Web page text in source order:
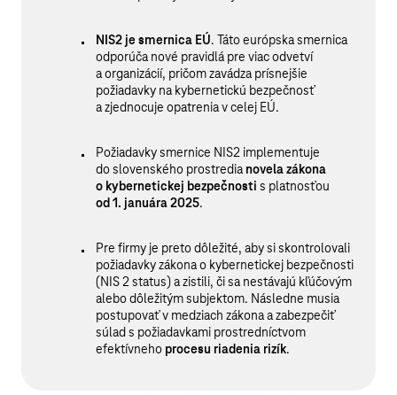
NIS2 je smernica EÚ. Táto európska smernica
odporúča nové pravidlá pre viac odvetví
a organizácií, pričom zavádza prísnejšie
požiadavky na kybernetickú bezpečnosť
a zjednocuje opatrenia v celej EÚ.
Požiadavky smernice NIS2 implementuje
do slovenského prostredia novela zákona
o kybernetickej bezpečnosti s platnosťou
od 1. januára 2025.
Pre firmy je preto dôležité, aby si skontrolovali
požiadavky zákona o kybernetickej bezpečnosti
(NIS 2 status) a zistili, či sa nestávajú kľúčovým
alebo dôležitým subjektom. Následne musia
postupovať v medziach zákona a zabezpečiť
súlad s požiadavkami prostredníctvom
efektívneho procesu riadenia rizík.